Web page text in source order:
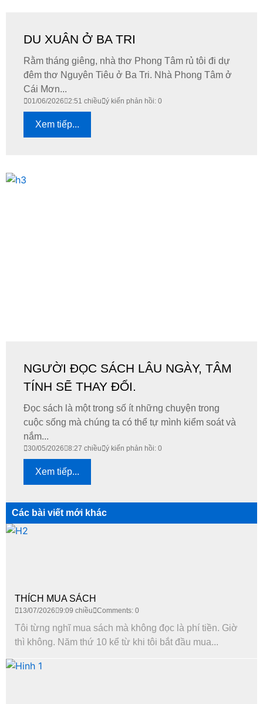
DU XUÂN Ở BA TRI
Rằm tháng giêng, nhà thơ Phong Tâm rủ tôi đi dự
đêm thơ Nguyên Tiêu ở Ba Tri. Nhà Phong Tâm ở
Cái Mơn...
01/06/2026 2:51 chiều ý kiến phản hồi: 0
Xem tiếp...
NGƯỜI ĐỌC SÁCH LÂU NGÀY, TÂM
TÍNH SẼ THAY ĐỔI.
Đọc sách là một trong số ít những chuyện trong
cuộc sống mà chúng ta có thể tự mình kiểm soát và
nắm...
30/05/2026 8:27 chiều ý kiến phản hồi: 0
Xem tiếp...
Các bài viết mới khác
THÍCH MUA SÁCH
13/07/2026 9:09 chiều Comments: 0
Tôi từng nghĩ mua sách mà không đọc là phí tiền. Giờ
thì không. Năm thứ 10 kể từ khi tôi bắt đầu mua...